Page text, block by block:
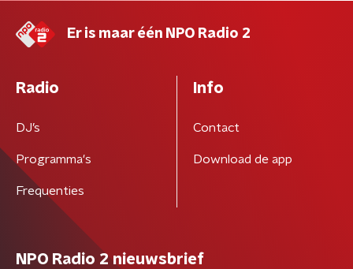
Er is maar één NPO Radio 2
Radio
DJ’s
Programma's
Frequenties
Info
Contact
Download de app
NPO Radio 2 nieuwsbrief